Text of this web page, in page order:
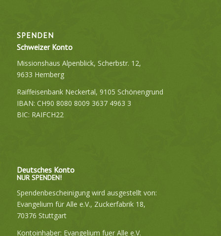
SPENDEN
Schweizer Konto
Missionshaus Alpenblick, Scherbstr. 12,
9633 Hemberg
Raiffeisenbank Neckertal, 9105 Schönengrund
IBAN: CH90 8080 8009 3637 4963 3
BIC: RAIFCH22
Deutsches Konto
NUR SPENDEN!
Spendenbescheinigung wird ausgestellt von:
Evangelium für Alle e.V., Zuckerfabrik 18,
70376 Stuttgart
Kontoinhaber: Evangelium fuer Alle e.V.